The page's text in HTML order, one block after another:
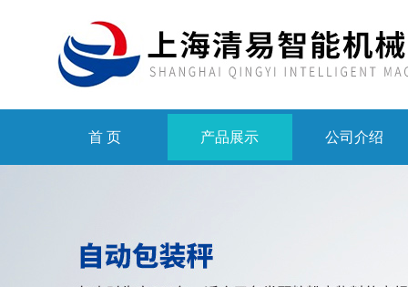
首 页 产品展示 公司介绍